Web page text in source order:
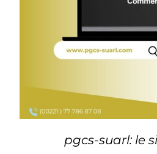
pgcs-suarl: le